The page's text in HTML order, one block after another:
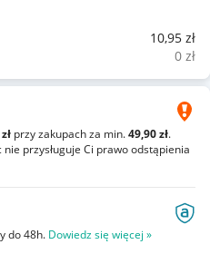
10,95 zł
0 zł
przy zakupach za min.49,90 zł.
przysługuje Ci prawo odstąpienia
do 48h. Dowiedz się więcej »